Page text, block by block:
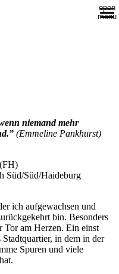
open
menu
niemand mehr
(Emmeline Pankhurst)
Süd/Süd/Haideburg
ich aufgewachsen und
bin. Besonders
Tor am Herzen. Ein einst
Stadtquartier, in dem in der
Spuren und viele